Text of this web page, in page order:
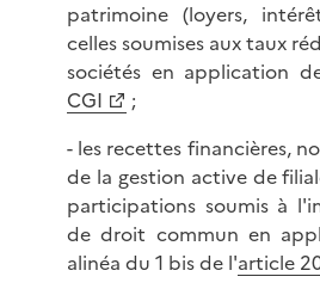
patrimoine (loyers,
celles soumises aux taux
sociétés en application
CGI
;
- les recettes financières,
de la gestion active de
participations soumis à
de droit commun en
alinéa du 1 bis de l'article